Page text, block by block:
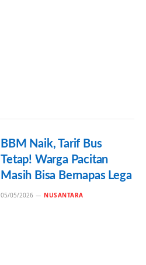
BBM Naik, Tarif Bus
Tetap! Warga Pacitan
Masih Bisa Bernapas Lega
05/05/2026 NUSANTARA